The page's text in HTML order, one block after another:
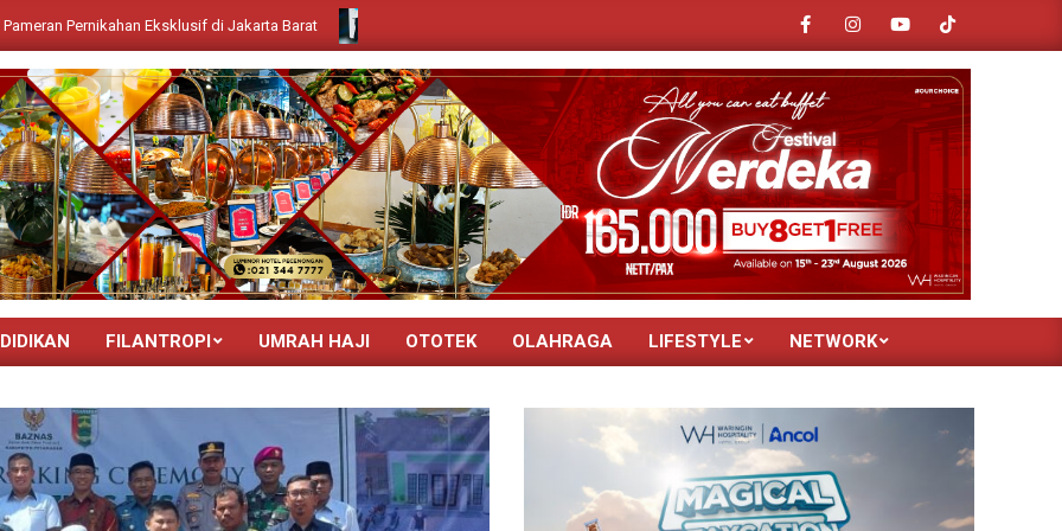
Eksklusif di Jakarta Barat “Bocoran Strategi Menkeu di GIIAS 2026: Siap Lindungi Leasing demi Tekan Uang Muka Kredit Kendaraan
Primary
Menu
FILANTROPI UMRAH HAJI OTOTEK OLAHRAGA LIFESTYLE NETWORK